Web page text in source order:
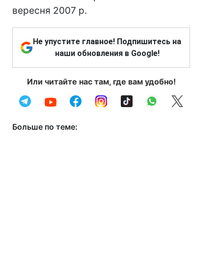
вересня 2007 р.
Не упустите главное! Подпишитесь на
наши обновления в Google!
Или читайте нас там, где вам удобно!
Больше по теме: